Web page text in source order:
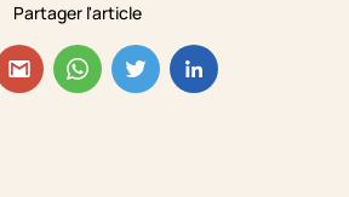
Partager l'article